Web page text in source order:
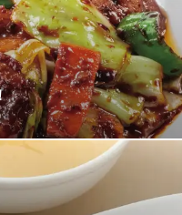
みください。バーミヤン
だわり、最高の状態でご
など定番の中華料理はも